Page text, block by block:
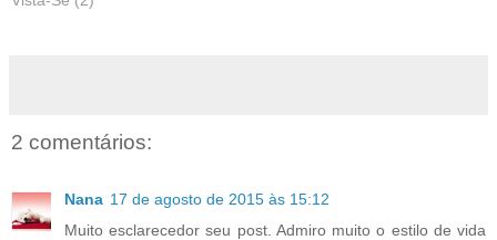
2 comentários:
Nana 17 de agosto de 2015 às 15:12
Muito esclarecedor seu post. Admiro muito o estilo de vida